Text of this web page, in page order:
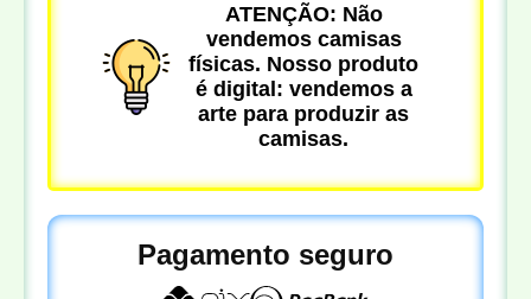
ATENÇÃO: Não
vendemos camisas
físicas. Nosso produto
é digital: vendemos a
arte para produzir as
camisas.
Pagamento seguro